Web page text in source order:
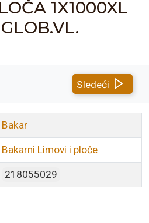
1X1000XL
Sledeći
Bakar
Bakarni Limovi i ploče
218055029